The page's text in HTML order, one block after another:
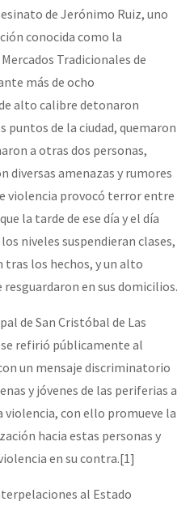
de Jerónimo Ruiz, uno
conocida como la
Tradicionales de
más de ocho
alto calibre detonaron
puntos de la ciudad, quemaron
a otras dos personas,
diversas amenazas y rumores
violencia provocó terror entre
la tarde de ese día y el día
niveles suspendieran clases,
tras los hechos, y un alto
en sus domicilios.
de San Cristóbal de Las
se refirió públicamente al
un mensaje discriminatorio
y jóvenes de las periferias a
violencia, con ello promueve la
hacia estas personas y
en su contra.[1]
al Estado